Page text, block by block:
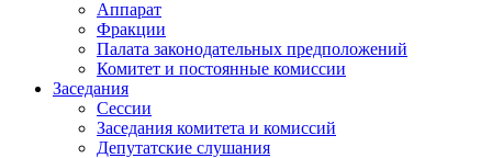
Аппарат
Фракции
Палата законодательных предположений
Комитет и постоянные комиссии
Заседания
Сессии
Заседания комитета и комиссий
Депутатские слушания